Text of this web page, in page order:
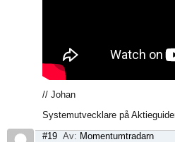
// Johan
Systemutvecklare på
#19 Av: Momentumtradarn